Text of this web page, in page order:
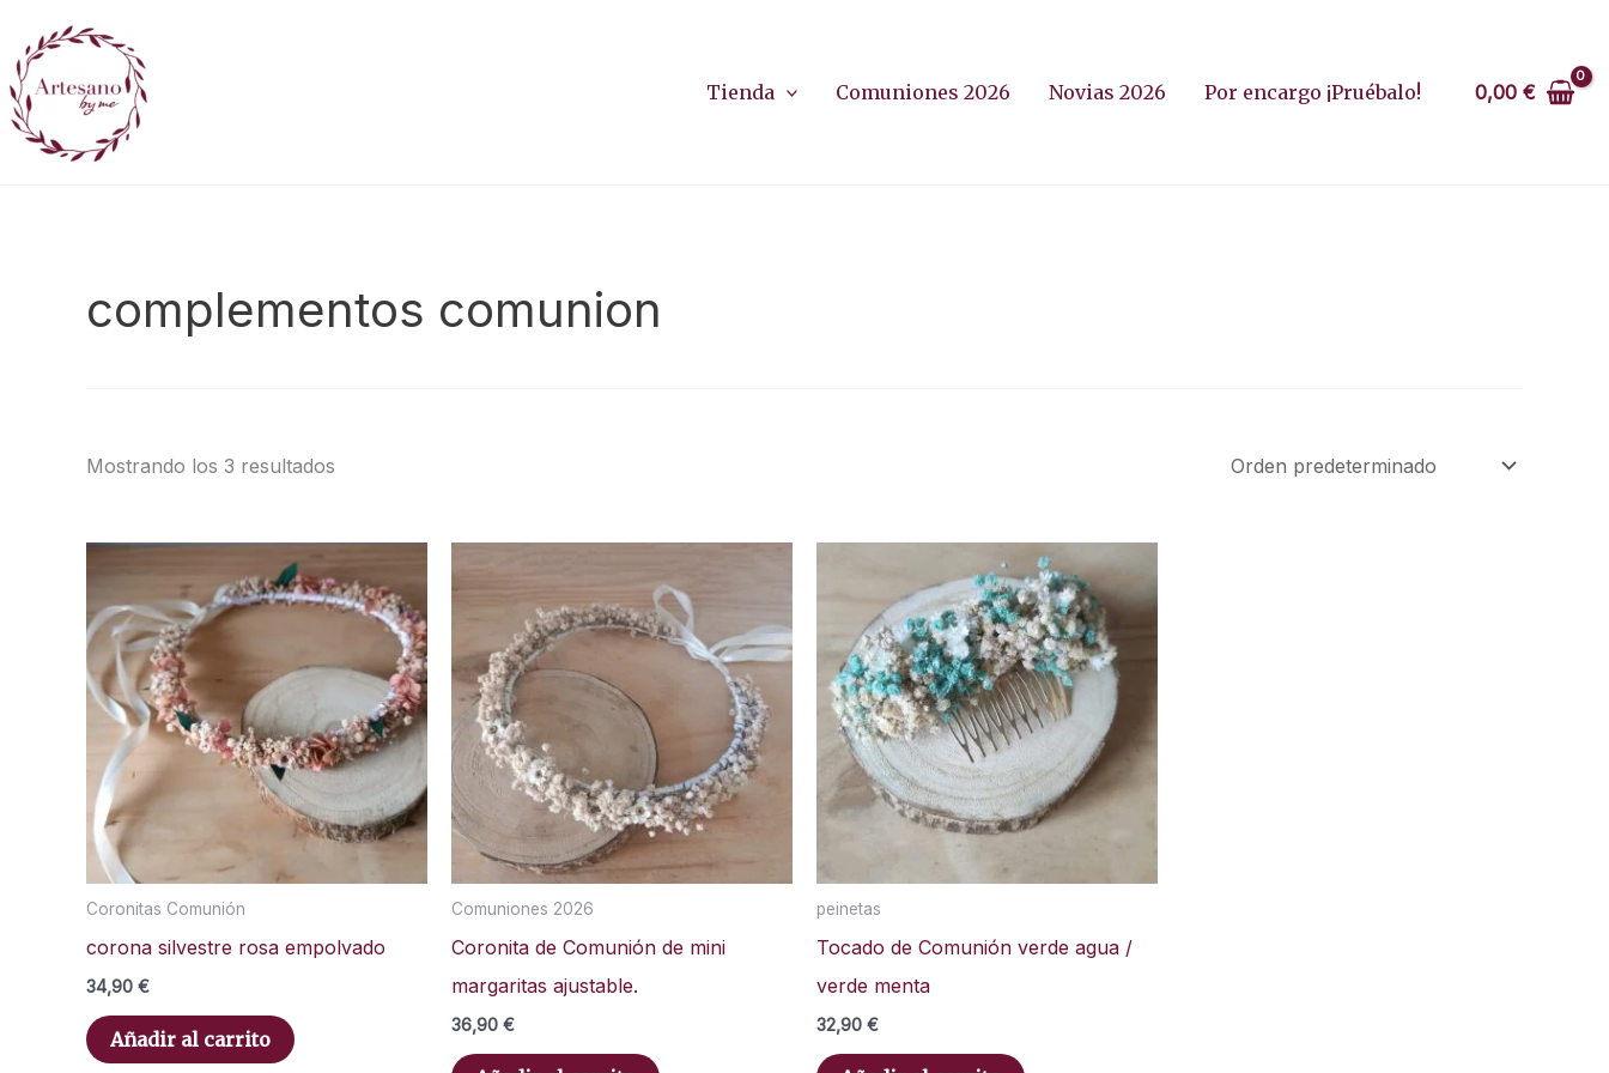
contenido
Tienda Comuniones 2026 Novias 2026 Por encargo ¡Pruébalo! 0,00 €
complementos comunion
Mostrando los 3 resultados
Coronitas Comunión
corona silvestre rosa empolvado
34,90 €
Añadir al carrito
Comuniones 2026
Coronita de Comunión de mini
margaritas ajustable.
36,90 €
peinetas
Tocado de Comunión verde agua /
verde menta
32,90 €